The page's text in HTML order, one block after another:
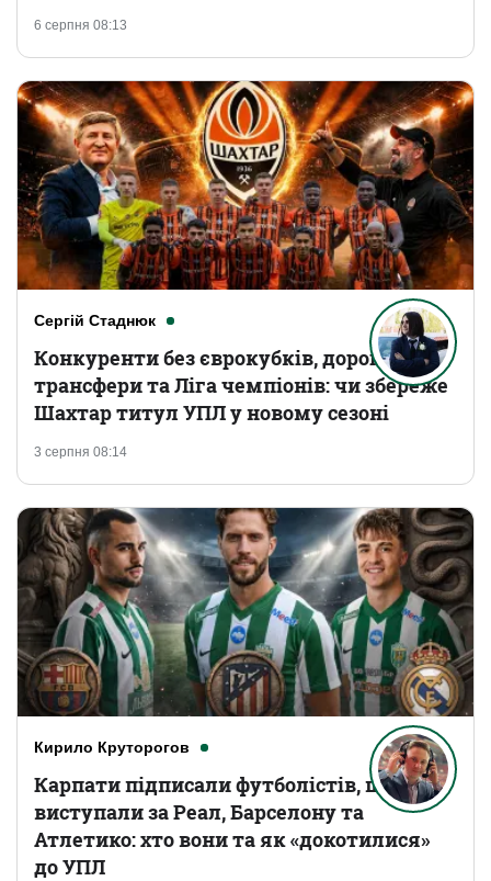
6 серпня 08:13
Сергій Стаднюк
3 серпня 08:14
Конкуренти без єврокубків, дорогі
трансфери та Ліга чемпіонів: чи збереже
Шахтар титул УПЛ у новому сезоні
Кирило Круторогов
Карпати підписали футболістів, що
виступали за Реал, Барселону та
Атлетико: хто вони та як «докотилися»
до УПЛ